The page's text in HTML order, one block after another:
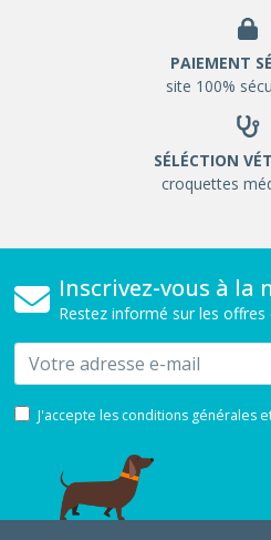
PAIEMENT
site 100%
SÉLÉCTION
croquettes
Inscrivez-vous à la
Restez informé sur les
Email
J'accepte les conditions générales